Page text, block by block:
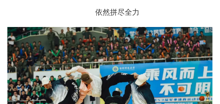
依然拼尽全力